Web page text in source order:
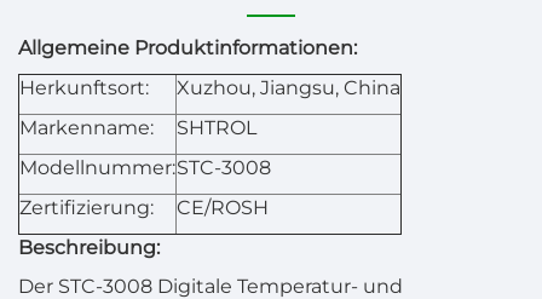
Allgemeine Produktinformationen:
Herkunftsort:
Xuzhou, Jiangsu, China
Markenname:
SHTROL
Modellnummer:STC-3008
Zertifizierung:
CE/ROSH
Beschreibung:
Der STC-3008 Digitale Temperatur- und